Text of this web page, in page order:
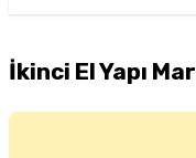
İkinci El Yapı